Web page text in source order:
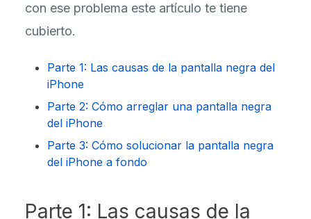
con ese problema este artículo te tiene
cubierto.
Parte 1: Las causas de la pantalla negra del
iPhone
Parte 2: Cómo arreglar una pantalla negra
del iPhone
Parte 3: Cómo solucionar la pantalla negra
del iPhone a fondo
Parte 1: Las causas de la